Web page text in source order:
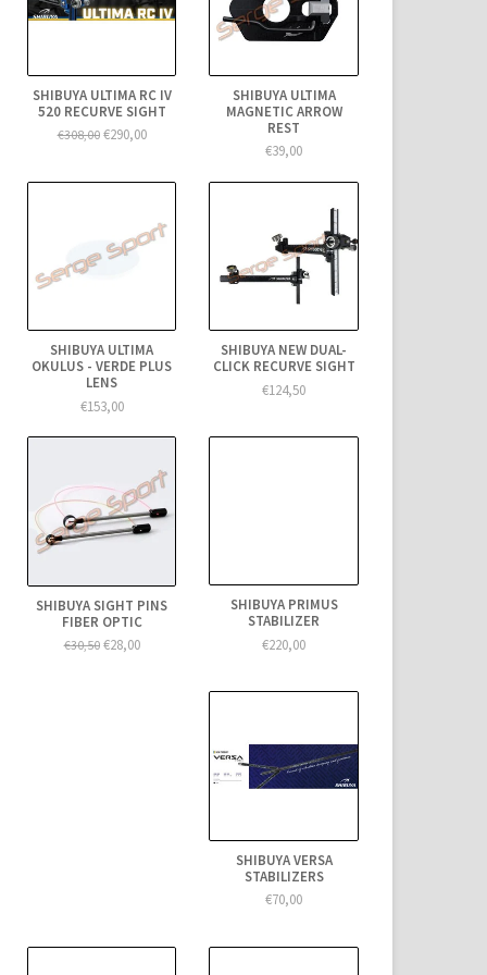
SHIBUYA ULTIMA RC IV
520 RECURVE SIGHT
€308,00€290,00
SHIBUYA ULTIMA
MAGNETIC ARROW
REST
€39,00
SHIBUYA ULTIMA
OKULUS - VERDE PLUS
LENS
€153,00
SHIBUYA NEW DUAL-
CLICK RECURVE SIGHT
€124,50
SHIBUYA SIGHT PINS
FIBER OPTIC
€30,50€28,00
SHIBUYA PRIMUS
STABILIZER
€220,00
SHIBUYA VERSA
STABILIZERS
€70,00